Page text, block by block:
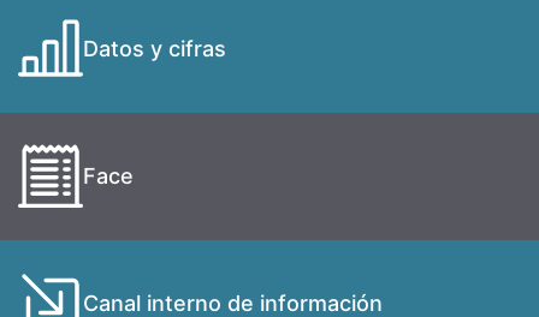
Datos y cifras
Face
Canal interno de información